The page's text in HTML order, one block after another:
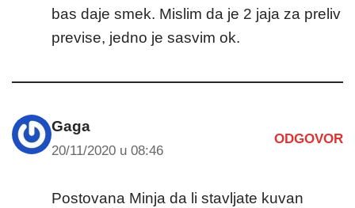
bas daje smek. Mislim da je 2 jaja za preliv
previse, jedno je sasvim ok.
Gaga
20/11/2020 u 08:46
ODGOVOR
Postovana Minja da li stavljate kuvan